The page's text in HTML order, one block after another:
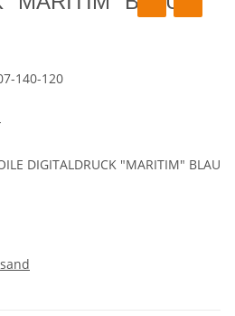
140-120
DIGITALDRUCK "MARITIM" BLAU